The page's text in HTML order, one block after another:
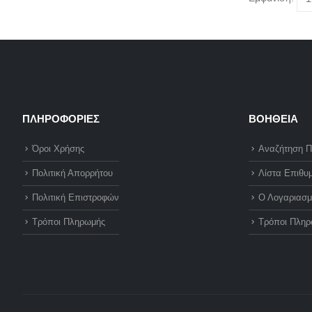
ΠΛΗΡΟΦΟΡΙΕΣ
Όροι Χρήσης
Πολιτική Απορρήτου
Πολιτική Επιστροφών
Τρόποι Πληρωμής
ΒΟΗΘΕΙΑ
Αναζήτηση
Λίστα
Ο
Τρόποι